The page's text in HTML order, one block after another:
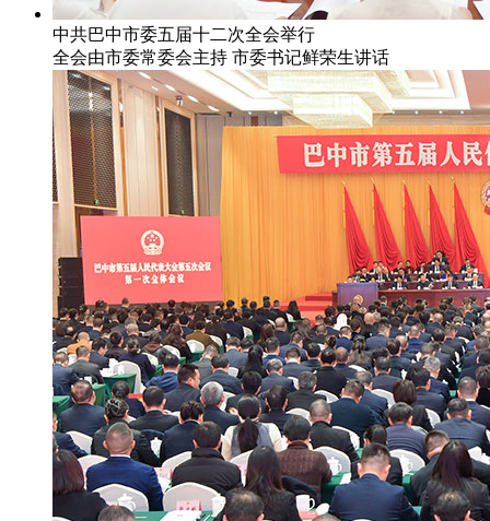
中共巴中市委五届十二次全会举行
全会由市委常委会主持 市委书记鲜荣生讲话